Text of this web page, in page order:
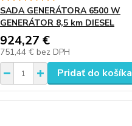
SADA GENERÁTORA 6500 W
GENERÁTOR 8,5 km DIESEL
924,27 €
751,44 € bez DPH
Pridať do košíka